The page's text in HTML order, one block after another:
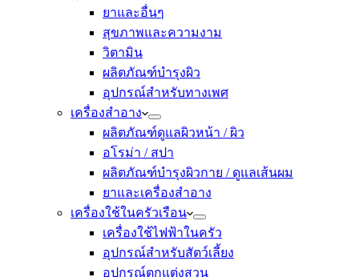
ยาและอื่นๆ
สุขภาพและความงาม
วิตามิน
ผลิตภัณฑ์บำรุงผิว
อุปกรณ์สำหรับทางเพศ
เครื่องสำอาง
ผลิตภัณฑ์ดูแลผิวหน้า / ผิว
อโรม่า / สปา
ผลิตภัณฑ์บำรุงผิวกาย / ดูแลเส้นผม
ยาและเครื่องสำอาง
เครื่องใช้ในครัวเรือน
เครื่องใช้ไฟฟ้าในครัว
อุปกรณ์สำหรับสัตว์เลี้ยง
อุปกรณ์ตกแต่งสวน